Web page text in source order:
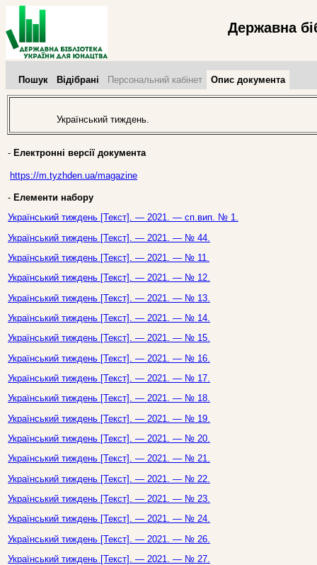
Державна
Пошук Відібрані Персональний кабінет Опис документа
Український тиждень.
- Електронні версії документа
https://m.tyzhden.ua/magazine
- Елементи набору
Український тиждень [Текст]. — 2021. — сп.вип. № 1.
Український тиждень [Текст]. — 2021. — № 44.
Український тиждень [Текст]. — 2021. — № 11.
Український тиждень [Текст]. — 2021. — № 12.
Український тиждень [Текст]. — 2021. — № 13.
Український тиждень [Текст]. — 2021. — № 14.
Український тиждень [Текст]. — 2021. — № 15.
Український тиждень [Текст]. — 2021. — № 16.
Український тиждень [Текст]. — 2021. — № 17.
Український тиждень [Текст]. — 2021. — № 18.
Український тиждень [Текст]. — 2021. — № 19.
Український тиждень [Текст]. — 2021. — № 20.
Український тиждень [Текст]. — 2021. — № 21.
Український тиждень [Текст]. — 2021. — № 22.
Український тиждень [Текст]. — 2021. — № 23.
Український тиждень [Текст]. — 2021. — № 24.
Український тиждень [Текст]. — 2021. — № 26.
Український тиждень [Текст]. — 2021. — № 27.